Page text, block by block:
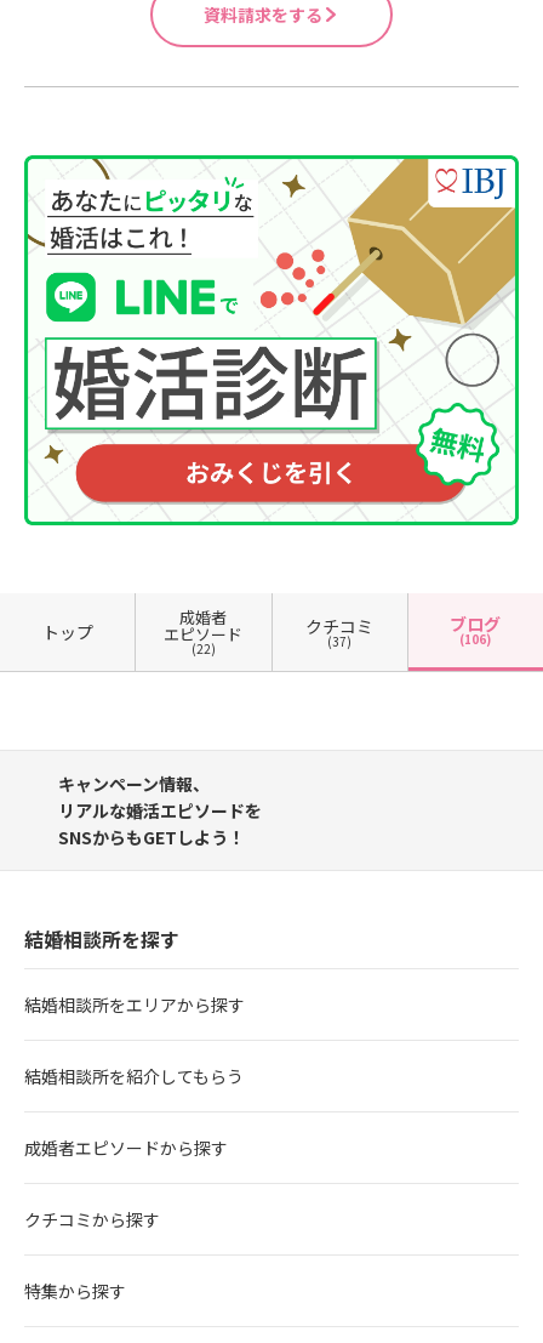
資料請求をする
トップ
成婚者
エピソード
(22)
クチコミ
(37)
ブログ
(106)
キャンペーン情報、
リアルな婚活エピソードを
SNSからもGETしよう！
結婚相談所を探す
結婚相談所をエリアから探す
結婚相談所を紹介してもらう
成婚者エピソードから探す
クチコミから探す
特集から探す